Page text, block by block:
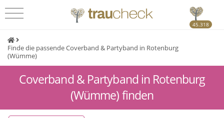
45.318
Finde die passende Coverband & Partyband in Rotenburg
(Wümme)
Coverband & Partyband in Rotenburg
(Wümme) finden